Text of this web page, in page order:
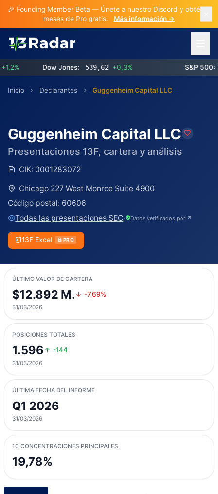
🎉 Founding Member Beta — Únete a nuestro Discord y obtén 3
meses de Pro gratis.
Más información →
Dow Jones: 539,62 +0,3% S&P 500:
Inicio Declarantes Guggenheim Capital LLC
Guggenheim Capital LLC
Presentaciones 13F, cartera y análisis
CIK: 0001283072
Chicago 227 West Monroe Suite 4900
Código postal: 60606
Todas las presentaciones SEC· Datos verificados por ↗
13F Excel PRO
ÚLTIMO VALOR DE CARTERA
$12.892 M. -7,69%
31/03/2026
POSICIONES TOTALES
1.596 -144
31/03/2026
ÚLTIMA FECHA DEL INFORME
Q1 2026
31/03/2026
10 CONCENTRACIONES PRINCIPALES
19,78%